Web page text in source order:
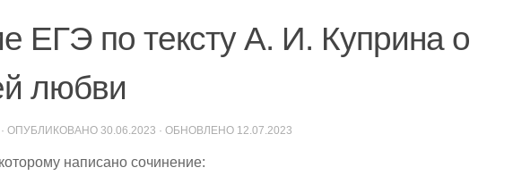
ЕГЭ по тексту А. И. Куприна о
любви
· ОПУБЛИКОВАНО 30.06.2023 · ОБНОВЛЕНО 12.07.2023
написано сочинение: